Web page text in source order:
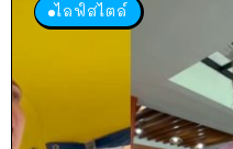
ไลฟ์สไตล์